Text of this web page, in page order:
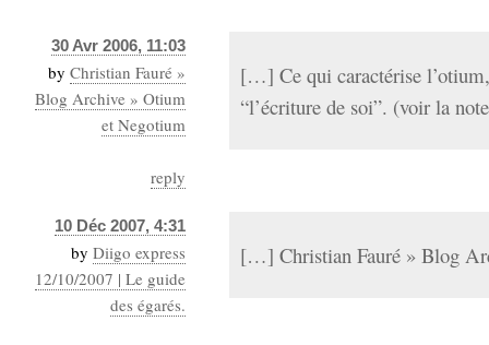
30 Avr 2006, 11:03
by Christian Fauré »
Blog Archive » Otium
et Negotium
reply
[…] Ce qui caractérise
“l’écriture de soi”. (voir la
10 Déc 2007, 4:31
by Diigo express
12/10/2007 | Le guide
des égarés.
[…] Christian Fauré » Blog